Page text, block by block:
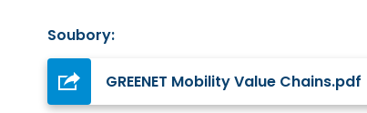
Soubory:
GREENET Mobility Value Chains.pdf